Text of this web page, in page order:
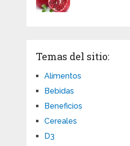
Temas del sitio:
Alimentos
Bebidas
Beneficios
Cereales
D3